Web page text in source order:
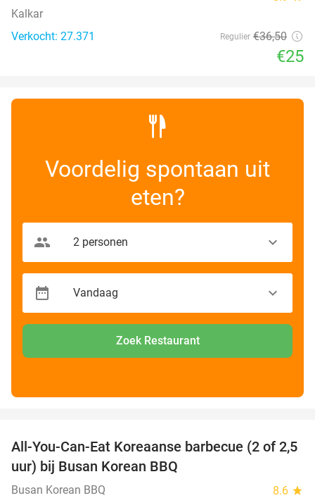
Kalkar
Verkocht: 27.371
Regulier €36,50
€25
Voordelig spontaan uit
eten?
Zoek Restaurant
30%
All-You-Can-Eat Koreaanse barbecue (2 of 2,5
uur) bij Busan Korean BBQ
Busan Korean BBQ 8.6 star